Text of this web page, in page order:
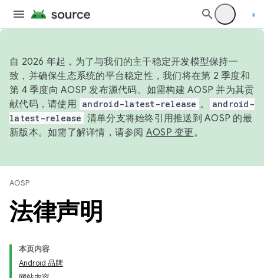
自 2026 年起，为了与我们的主干稳定开发模型保持一
致，并确保生态系统的平台稳定性，我们将在第 2 季度和
第 4 季度向 AOSP 发布源代码。如需构建 AOSP 并为其贡
献代码，请使用 android-latest-release 。
android-
latest-release 清单分支将始终引用推送到 AOSP 的最
新版本。如需了解详情，请参阅 AOSP 变更。
AOSP
法律声明
本页内容
Android 品牌